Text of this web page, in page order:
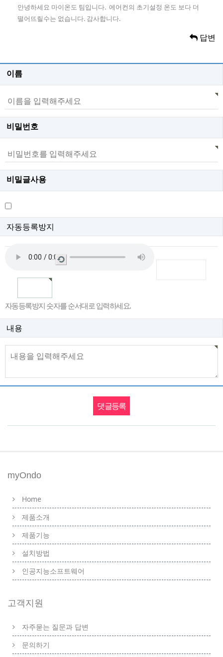
안녕하세요 마이온도 팀입니다. 에어컨의 초기설정 온도 보다 더
떨어뜨릴수는 없습니다. 감사합니다.
답변
이름
비밀번호
비밀글사용
자동등록방지
새
자동등록방지 숫자를 순서대로 입력하세요.
내용
myOndo
Home
제품소개
제품기능
설치방법
인공지능소프트웨어
고객지원
자주묻는 질문과 답변
문의하기